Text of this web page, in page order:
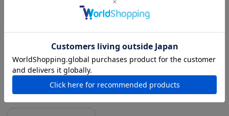
コメントを書く
最近チェックした商品